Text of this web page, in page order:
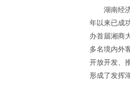
湖南经
年以来已成
办首届湘商
多名境内外
开放开发、
形成了发挥